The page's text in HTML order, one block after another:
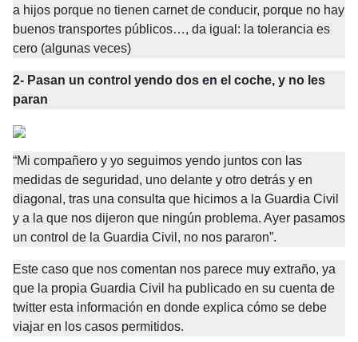
a hijos porque no tienen carnet de conducir, porque no hay
buenos transportes públicos…, da igual: la tolerancia es
cero (algunas veces)
2- Pasan un control yendo dos en el coche, y no les
paran
“Mi compañero y yo seguimos yendo juntos con las
medidas de seguridad, uno delante y otro detrás y en
diagonal, tras una consulta que hicimos a la Guardia Civil
y a la que nos dijeron que ningún problema. Ayer pasamos
un control de la Guardia Civil, no nos pararon”.
Este caso que nos comentan nos parece muy extraño, ya
que la propia Guardia Civil ha publicado en su cuenta de
twitter esta información en donde explica cómo se debe
viajar en los casos permitidos.